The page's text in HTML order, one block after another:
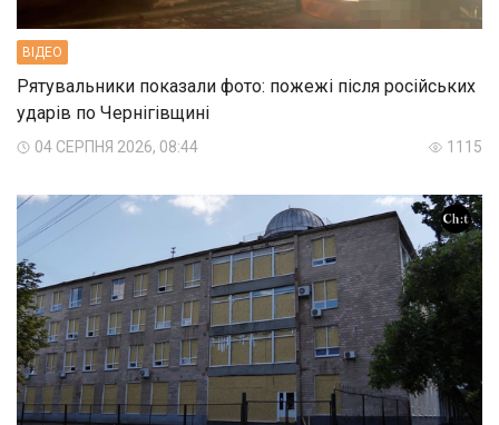
ВIДЕО
Рятувальники показали фото: пожежі після російських
ударів по Чернігівщині
04 СЕРПНЯ 2026, 08:44 1115